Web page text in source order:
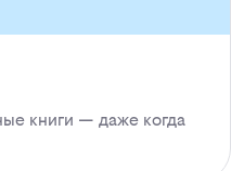
книги — даже когда